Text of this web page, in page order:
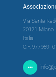
Via Santa
20121 Milano
Italia
C.F.